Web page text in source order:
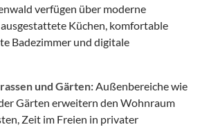
verfügen über moderne
Küchen, komfortable
Badezimmer und digitale
und Gärten:Außenbereiche wie
Gärten erweitern den Wohnraum
Zeit im Freien in privater